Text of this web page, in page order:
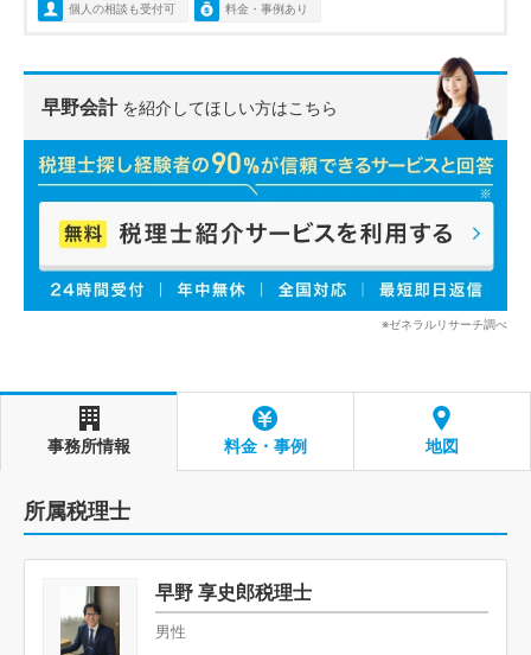
個人の相談も受付可 料金・事例あり
早野会計を紹介してほしい方はこちら
※ゼネラルリサーチ調べ
事務所情報 料金・事例 地図
所属税理士
早野 享史郎税理士
男性